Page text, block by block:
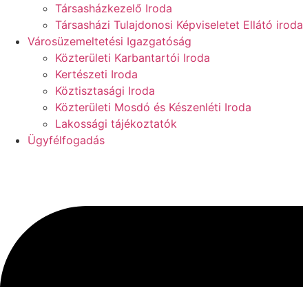
Társasházkezelő Iroda
Társasházi Tulajdonosi Képviseletet Ellátó iroda
Városüzemeltetési Igazgatóság
Közterületi Karbantartói Iroda
Kertészeti Iroda
Köztisztasági Iroda
Közterületi Mosdó és Készenléti Iroda
Lakossági tájékoztatók
Ügyfélfogadás